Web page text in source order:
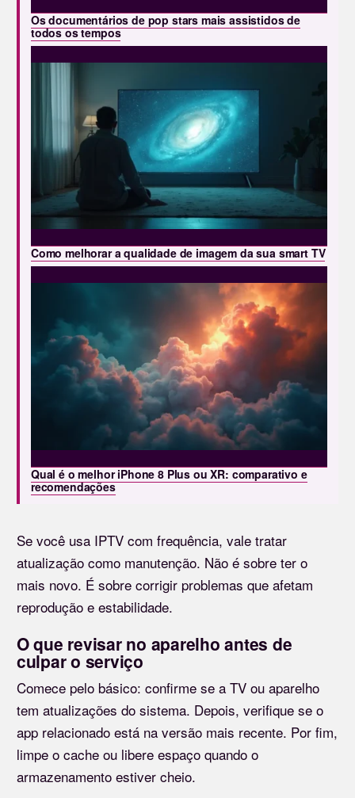
Os documentários de pop stars mais assistidos de
todos os tempos
Como melhorar a qualidade de imagem da sua smart TV
Qual é o melhor iPhone 8 Plus ou XR: comparativo e
recomendações
Se você usa IPTV com frequência, vale tratar
atualização como manutenção. Não é sobre ter o
mais novo. É sobre corrigir problemas que afetam
reprodução e estabilidade.
O que revisar no aparelho antes de
culpar o serviço
Comece pelo básico: confirme se a TV ou aparelho
tem atualizações do sistema. Depois, verifique se o
app relacionado está na versão mais recente. Por fim,
limpe o cache ou libere espaço quando o
armazenamento estiver cheio.